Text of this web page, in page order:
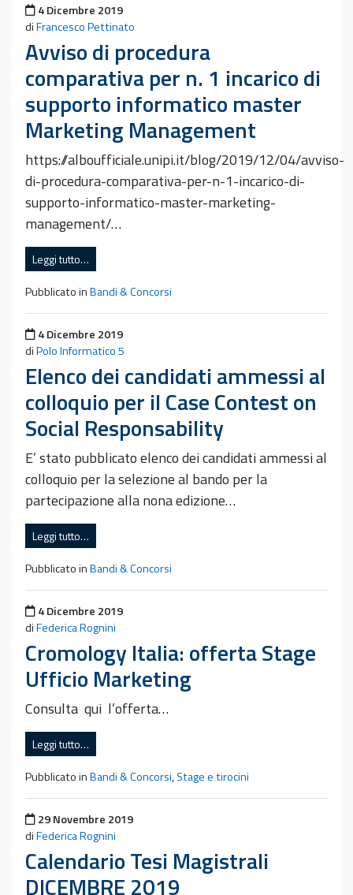
Pubblicato il
4 Dicembre 2019
diFrancesco Pettinato
Avviso di procedura
comparativa per n. 1 incarico di
supporto informatico master
Marketing Management
https://alboufficiale.unipi.it/blog/2019/12/04/avviso-
di-procedura-comparativa-per-n-1-incarico-di-
supporto-informatico-master-marketing-
management/…
Leggi tutto…
Pubblicato inBandi & Concorsi
Pubblicato il
4 Dicembre 2019
diPolo Informatico 5
Elenco dei candidati ammessi al
colloquio per il Case Contest on
Social Responsability
E’ stato pubblicato elenco dei candidati ammessi al
colloquio per la selezione al bando per la
partecipazione alla nona edizione…
Leggi tutto…
Pubblicato inBandi & Concorsi
Pubblicato il
4 Dicembre 2019
diFederica Rognini
Cromology Italia: offerta Stage
Ufficio Marketing
Consulta qui l’offerta…
Leggi tutto…
Pubblicato inBandi & Concorsi,Stage e tirocini
Pubblicato il
29 Novembre 2019
diFederica Rognini
Calendario Tesi Magistrali
DICEMBRE 2019